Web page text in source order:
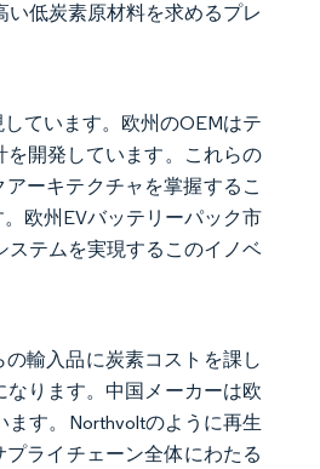
低炭素原材料を求めるプレ
ています。欧州のOEMはテ
開発しています。これらの
ーキテクチャを掌握するこ
欧州EVバッテリーパック市
テムを実現するこのイノベ
輸入品に炭素コストを課し
ります。中国メーカーは欧
す。Northvoltのように再生
ライチェーン全体にわたる